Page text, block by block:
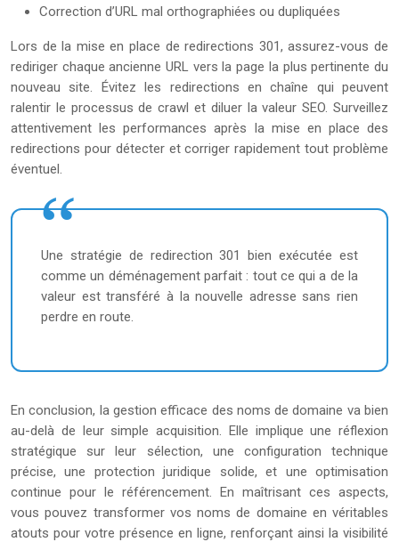
Correction d’URL mal orthographiées ou dupliquées
Lors de la mise en place de redirections 301, assurez-vous de
rediriger chaque ancienne URL vers la page la plus pertinente du
nouveau site. Évitez les redirections en chaîne qui peuvent
ralentir le processus de crawl et diluer la valeur SEO. Surveillez
attentivement les performances après la mise en place des
redirections pour détecter et corriger rapidement tout problème
éventuel.
Une stratégie de redirection 301 bien exécutée est
comme un déménagement parfait : tout ce qui a de la
valeur est transféré à la nouvelle adresse sans rien
perdre en route.
En conclusion, la gestion efficace des noms de domaine va bien
au-delà de leur simple acquisition. Elle implique une réflexion
stratégique sur leur sélection, une configuration technique
précise, une protection juridique solide, et une optimisation
continue pour le référencement. En maîtrisant ces aspects,
vous pouvez transformer vos noms de domaine en véritables
atouts pour votre présence en ligne, renforçant ainsi la visibilité